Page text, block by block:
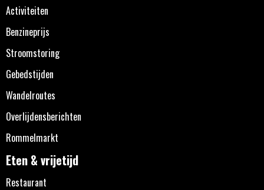
Activiteiten
Benzineprijs
Stroomstoring
Gebedstijden
Wandelroutes
Overlijdensberichten
Rommelmarkt
Eten & vrijetijd
Restaurant